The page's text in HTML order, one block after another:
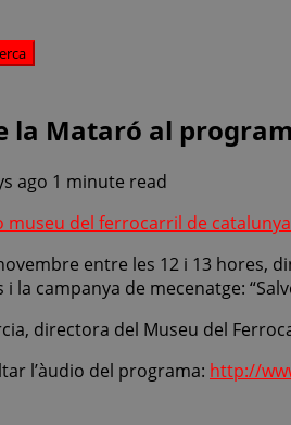
la Mataró al
ago 1 minute read
entre les 12 i 13 hores,
la campanya de mecenatge:
directora del Museu del
l’àudio del programa: http://